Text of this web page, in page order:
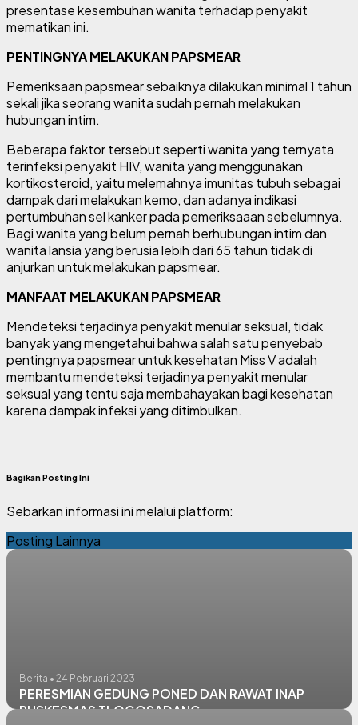
presentase kesembuhan wanita terhadap penyakit
mematikan ini.
PENTINGNYA MELAKUKAN PAPSMEAR
Pemeriksaan papsmear sebaiknya dilakukan minimal 1 tahun
sekali jika seorang wanita sudah pernah melakukan
hubungan intim.
Beberapa faktor tersebut seperti wanita yang ternyata
terinfeksi penyakit HIV, wanita yang menggunakan
kortikosteroid, yaitu melemahnya imunitas tubuh sebagai
dampak dari melakukan kemo, dan adanya indikasi
pertumbuhan sel kanker pada pemeriksaaan sebelumnya.
Bagi wanita yang belum pernah berhubungan intim dan
wanita lansia yang berusia lebih dari 65 tahun tidak di
anjurkan untuk melakukan papsmear.
MANFAAT MELAKUKAN PAPSMEAR
Mendeteksi terjadinya penyakit menular seksual, tidak
banyak yang mengetahui bahwa salah satu penyebab
pentingnya papsmear untuk kesehatan Miss V adalah
membantu mendeteksi terjadinya penyakit menular
seksual yang tentu saja membahayakan bagi kesehatan
karena dampak infeksi yang ditimbulkan.
Bagikan Posting Ini
Sebarkan informasi ini melalui platform:
Posting Lainnya
Berita • 24 Pebruari 2023
PERESMIAN GEDUNG PONED DAN RAWAT INAP
PUSKESMAS TLOGOSADANG